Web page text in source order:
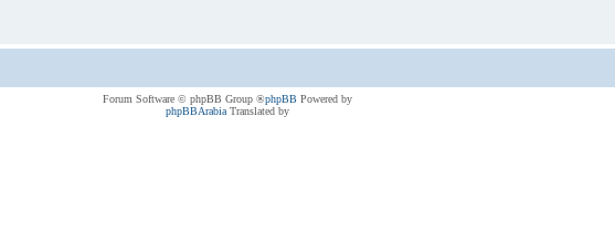
Powered by
phpBB
® Forum Software © phpBB Group
Translated by
phpBBArabia